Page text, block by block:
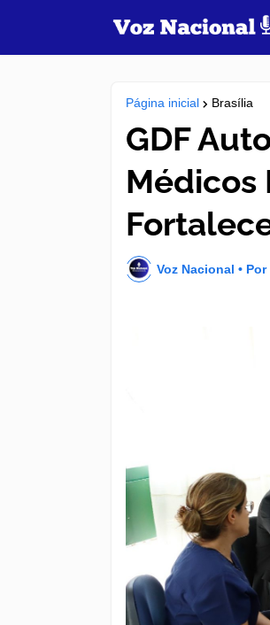
Página inicial Brasília
GDF
Médicos
Voz Nacional •